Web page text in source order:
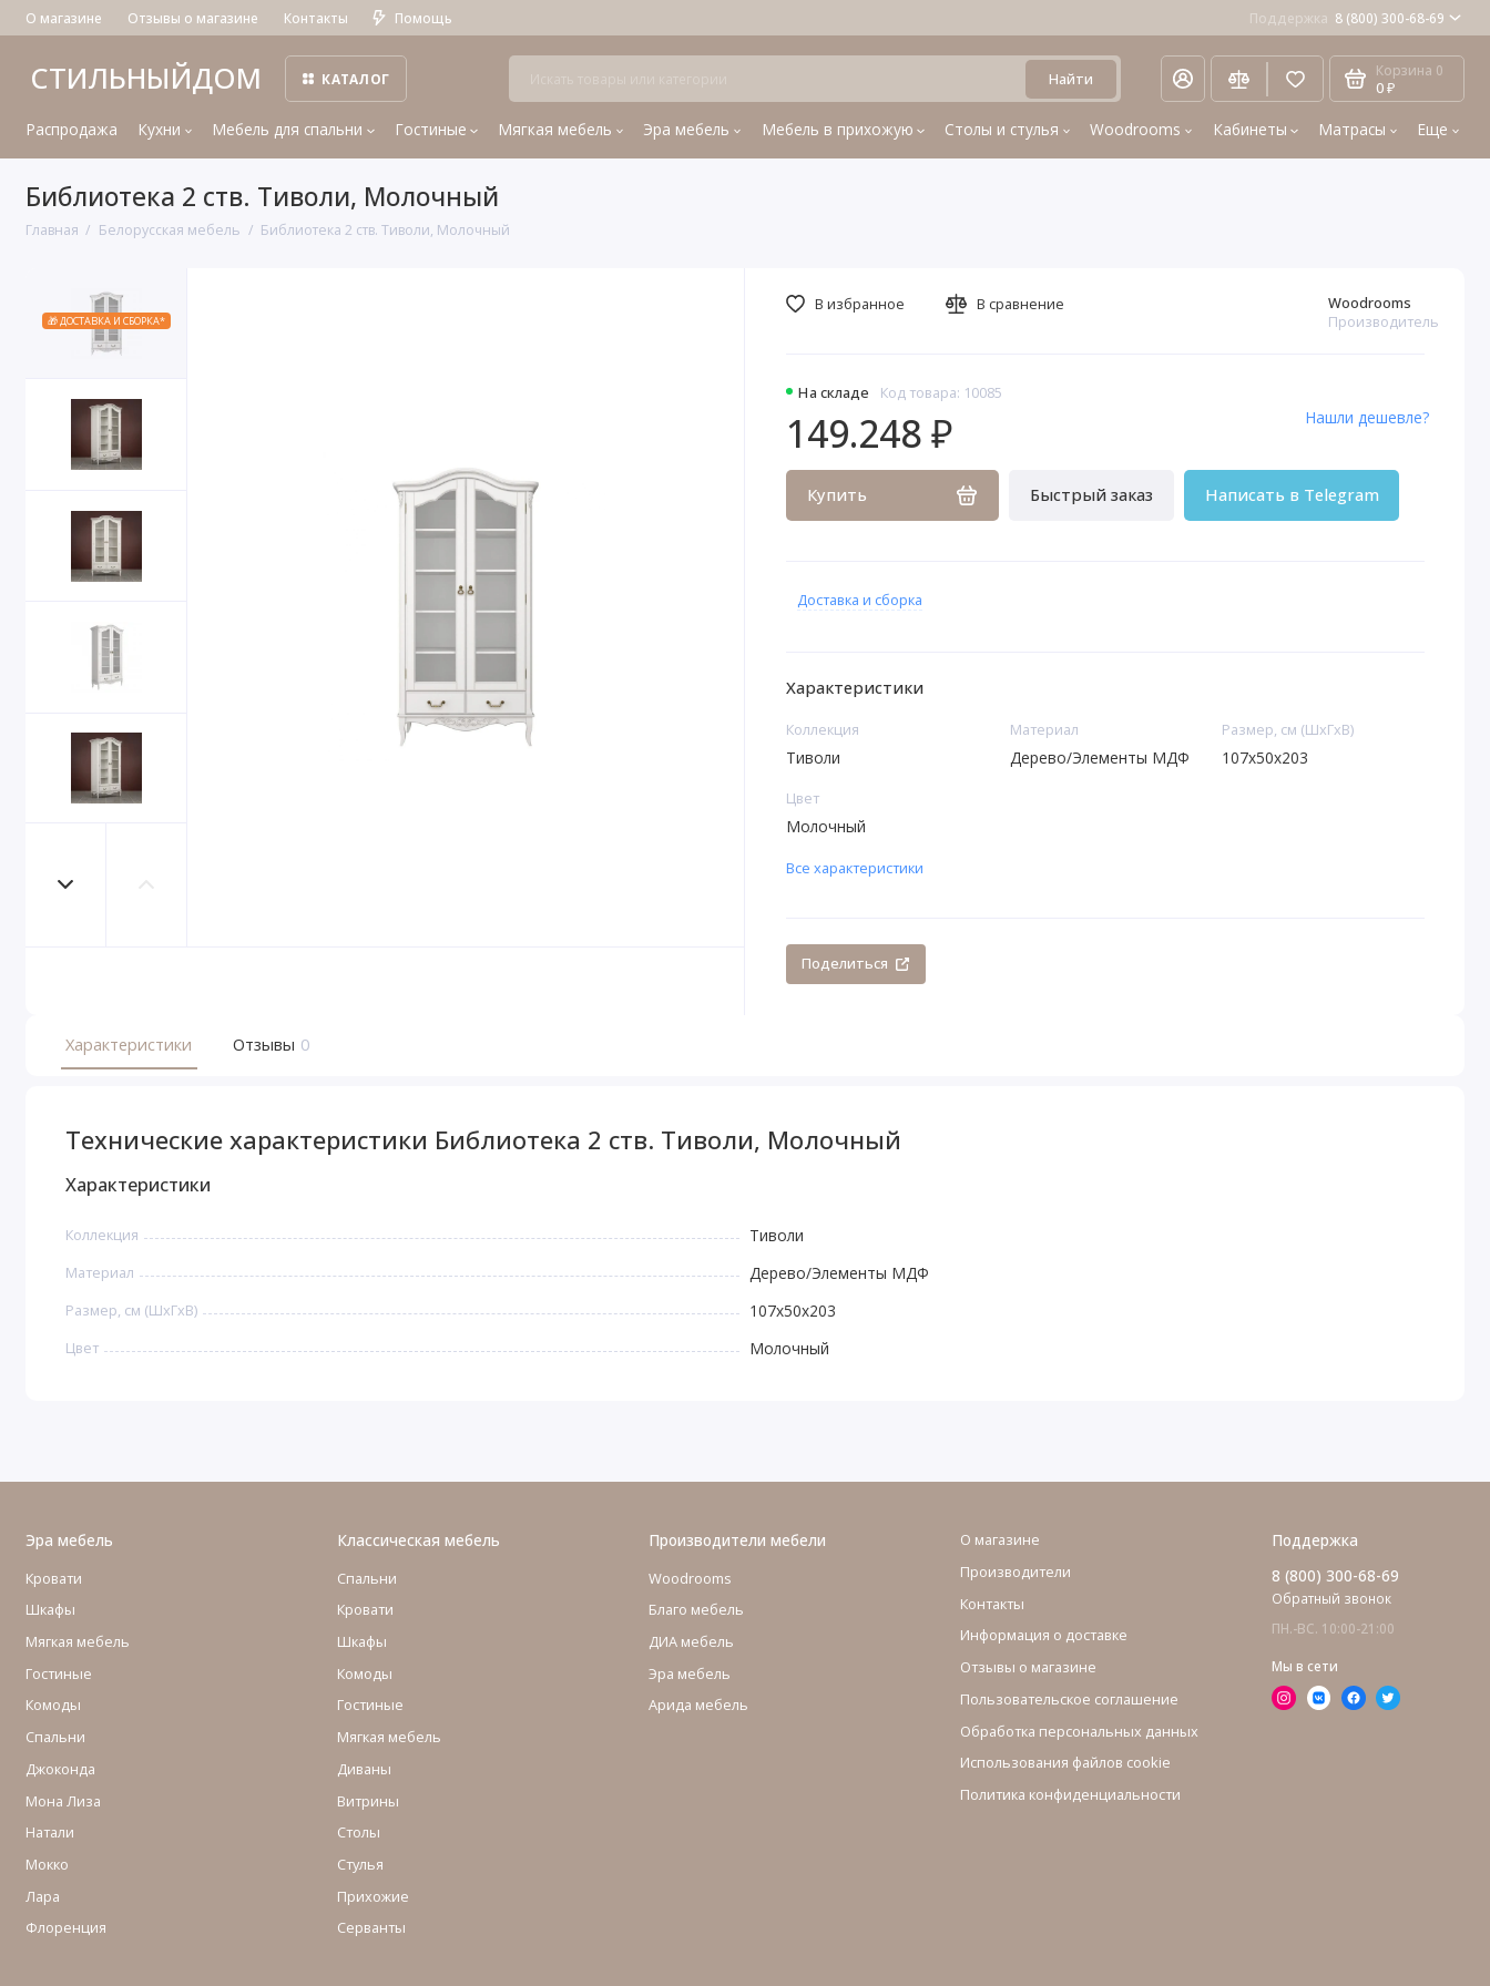
О магазине Отзывы о магазине Контакты Помощь Поддержка 8 (800) 300-68-69
СТИЛЬНЫЙДОМ КАТАЛОГ Найти Корзина 0
0 ₽
Распродажа Кухни Мебель для спальни Гостиные Мягкая мебель Эра мебель Мебель в прихожую Столы и стулья Woodrooms Кабинеты Матрасы Еще
Библиотека 2 ств. Тиволи, Молочный
Главная Белорусская мебель Библиотека 2 ств. Тиволи, Молочный
🎁 ДОСТАВКА И СБОРКА*
На складе Код товара: 10085
Woodrooms
Производитель
149.248 ₽
Купить Быстрый заказ Написать в Telegram
Нашли дешевле?
В избранное В сравнение
Доставка и сборка
Характеристики
Коллекция
Тиволи
Материал
Дерево/Элементы МДФ
Размер, см (ШхГхВ)
107x50x203
Цвет
Молочный
Все характеристики
Поделиться
Характеристики Отзывы 0
Технические характеристики Библиотека 2 ств. Тиволи, Молочный
Характеристики
Коллекция Тиволи
Материал Дерево/Элементы МДФ
Размер, см (ШхГхВ) 107x50x203
Цвет Молочный
Эра мебель
Кровати
Шкафы
Мягкая мебель
Гостиные
Комоды
Cпальни
Джоконда
Мона Лиза
Натали
Мокко
Лара
Флоренция
Классическая мебель
Спальни
Кровати
Шкафы
Комоды
Гостиные
Мягкая мебель
Диваны
Витрины
Столы
Стулья
Прихожие
Серванты
Производители мебели
Woodrooms
Благо мебель
ДИА мебель
Эра мебель
Арида мебель
О магазине
Производители
Контакты
Информация о доставке
Отзывы о магазине
Пользовательское соглашение
Обработка персональных данных
Использования файлов cookie
Политика конфиденциальности
Поддержка
8 (800) 300-68-69
Обратный звонок
ПН.-ВС. 10:00-21:00
Мы в сети